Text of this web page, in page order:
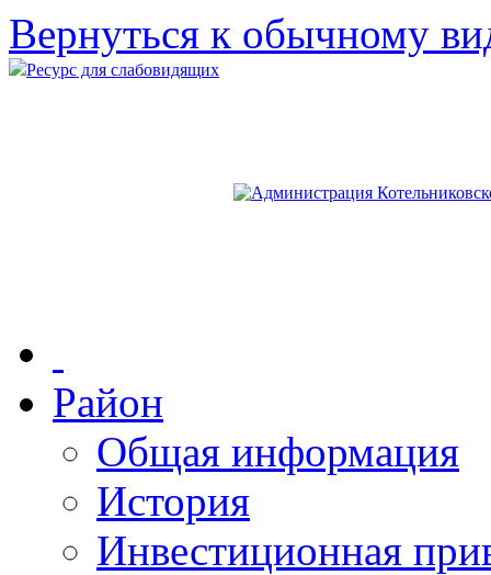
Вернуться к обычному
Ресурс для слабовидящих
Район
Общая информация
История
Инвестиционная